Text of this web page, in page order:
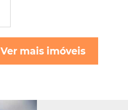
Ver mais imóveis